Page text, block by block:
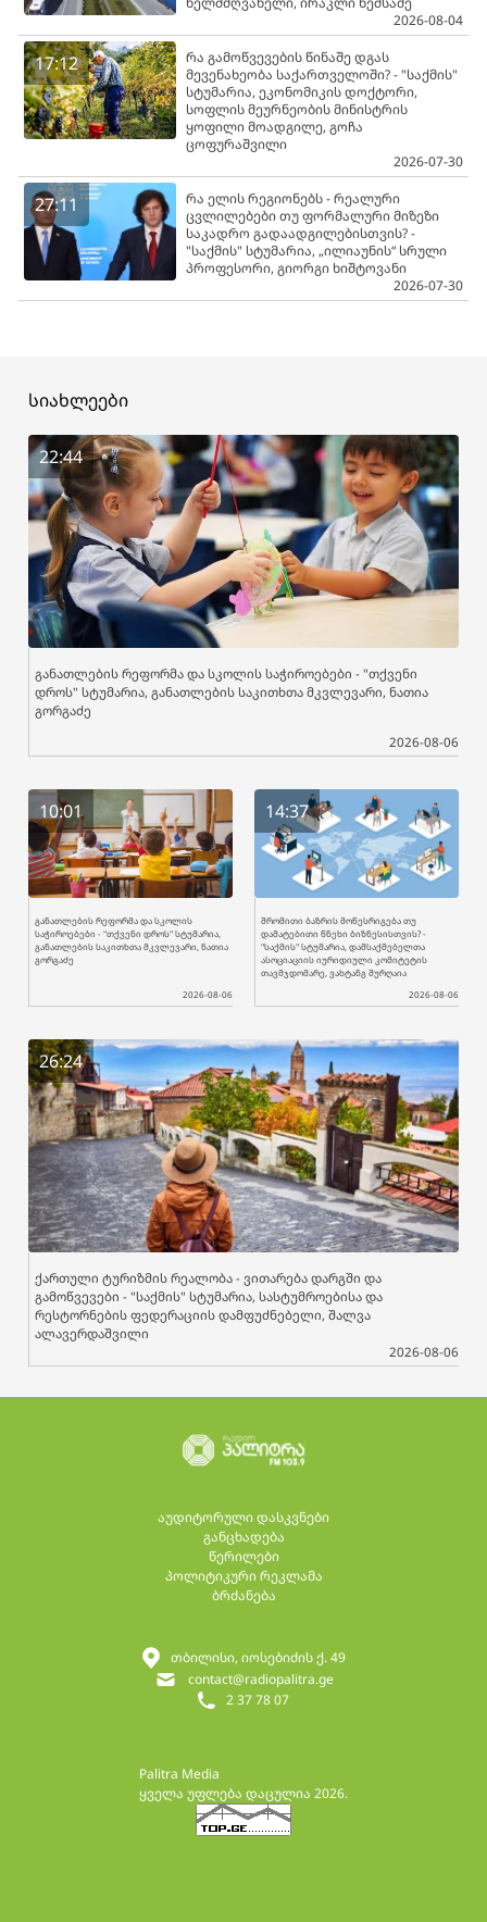
2026-08-04
17:12
რა გამოწვევების წინაშე დგას
მევენახეობა საქართველოში? - "საქმის"
სტუმარია, ეკონომიკის დოქტორი,
სოფლის მეურნეობის მინისტრის
ყოფილი მოადგილე, გოჩა
ცოფურაშვილი
2026-07-30
27:11
რა ელის რეგიონებს - რეალური
ცვლილებები თუ ფორმალური მიზეზი
საკადრო გადაადგილებისთვის? -
"საქმის" სტუმარია, „ილიაუნის“ სრული
პროფესორი, გიორგი ხიშტოვანი
2026-07-30
სიახლეები
22:44
განათლების რეფორმა და სკოლის საჭიროებები - "თქვენი
დროს" სტუმარია, განათლების საკითხთა მკვლევარი, ნათია
გორგაძე
2026-08-06
10:01
განათლების რეფორმა და სკოლის
საჭიროებები - "თქვენი დროს" სტუმარია,
განათლების საკითხთა მკვლევარი, ნათია
გორგაძე
2026-08-06
14:37
შრომითი ბაზრის მოწესრიგება თუ
დამატებითი წნეხი ბიზნესისთვის? -
"საქმის" სტუმარია, დამსაქმებელთა
ასოციაციის იურიდიული კომიტეტის
თავმჯდომარე, ვახტანგ შურღაია
2026-08-06
26:24
ქართული ტურიზმის რეალობა - ვითარება დარგში და
გამოწვევები - "საქმის" სტუმარია, სასტუმროებისა და
რესტორნების ფედერაციის დამფუძნებელი, შალვა
ალავერდაშვილი
2026-08-06
აუდიტორული დასკვნები
განცხადება
წერილები
პოლიტიკური რეკლამა
ბრძანება
Palitra Media
ყველა უფლება დაცულია 2026.
2 37 78 07
contact@radiopalitra.ge
თბილისი, იოსებიძის ქ. 49